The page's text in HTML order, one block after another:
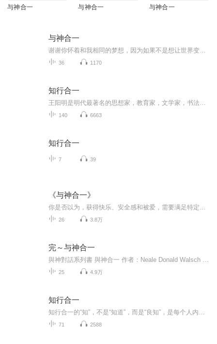
与神合一 与神合一 与神合一
与神合一
36 1170
知行合一
140 6663
知行合一
7 39
《与神合一》
26 3.8万
完～与神合一
25 4.9万
知行合一
71 2588